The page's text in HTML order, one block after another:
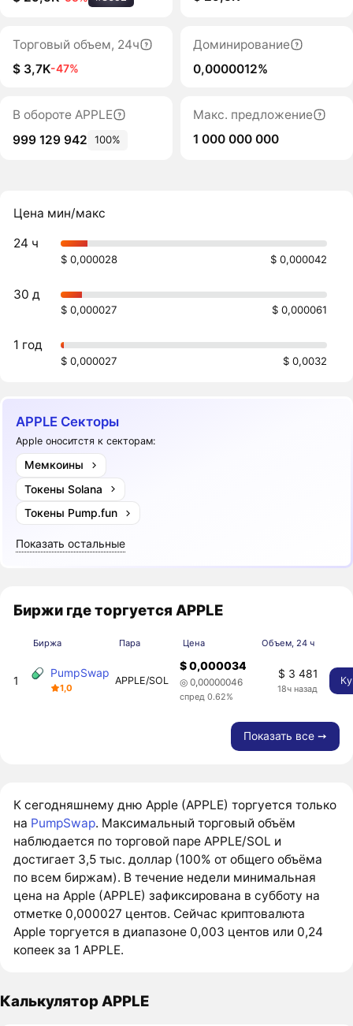
Торговый объем, 24ч
$ 3,7K-47%
Доминирование
0,0000012%
В обороте APPLE
999 129 942
100%
Макс. предложение
1 000 000 000
Цена мин/макс
24 ч
$ 0,000028 $ 0,000042
30 д
$ 0,000027 $ 0,000061
1 год
$ 0,000027 $ 0,0032
APPLE Секторы
Apple оноситстя к секторам:
Мемкоины
Токены Solana
Токены Pump.fun
Показать остальные
Биржи где торгуется APPLE
Биржа Пара Цена Объем, 24 ч
1
PumpSwap
1,0
APPLE/SOL
$ 0,000034
◎ 0,00000046
спред 0.62%
$ 3 481
18ч назад
Показать все ➙
К сегодняшнему дню Apple (APPLE) торгуется только
на PumpSwap. Максимальный торговый объём
наблюдается по торговой паре APPLE/SOL и
достигает 3,5 тыс. доллар (100% от общего объёма
по всем биржам). В течение недели минимальная
цена на Apple (APPLE) зафиксирована в субботу на
отметке 0,000027 центов. Сейчас криптовалюта
Apple торгуется в диапазоне 0,003 центов или 0,24
копеек за 1 APPLE.
Калькулятор APPLE